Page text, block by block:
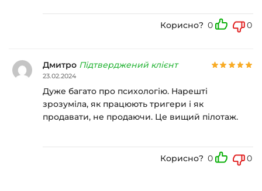
Корисно? 0 0
Дмитро Підтверджений клієнт
23.02.2024
Дуже багато про психологію. Нарешті
зрозуміла, як працюють тригери і як
продавати, не продаючи. Це вищий пілотаж.
Корисно? 0 0